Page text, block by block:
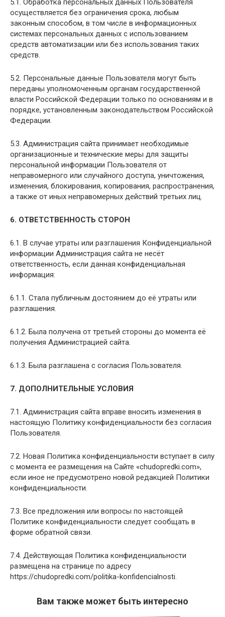
5.1. Обработка персональных данных Пользователя
осуществляется без ограничения срока, любым
законным способом, в том числе в информационных
системах персональных данных с использованием
средств автоматизации или без использования таких
средств.
5.2. Персональные данные Пользователя могут быть
переданы уполномоченным органам государственной
власти Российской Федерации только по основаниям и в
порядке, установленным законодательством Российской
Федерации.
5.3. Администрация сайта принимает необходимые
организационные и технические меры для защиты
персональной информации Пользователя от
неправомерного или случайного доступа, уничтожения,
изменения, блокирования, копирования, распространения,
а также от иных неправомерных действий третьих лиц.
6. ОТВЕТСТВЕННОСТЬ СТОРОН
6.1. В случае утраты или разглашения Конфиденциальной
информации Администрация сайта не несёт
ответственность, если данная конфиденциальная
информация:
6.1.1. Стала публичным достоянием до её утраты или
разглашения.
6.1.2. Была получена от третьей стороны до момента её
получения Администрацией сайта.
6.1.3. Была разглашена с согласия Пользователя.
7. ДОПОЛНИТЕЛЬНЫЕ УСЛОВИЯ
7.1. Администрация сайта вправе вносить изменения в
настоящую Политику конфиденциальности без согласия
Пользователя.
7.2. Новая Политика конфиденциальности вступает в силу
с момента ее размещения на Сайте «chudopredki.com»,
если иное не предусмотрено новой редакцией Политики
конфиденциальности.
7.3. Все предложения или вопросы по настоящей
Политике конфиденциальности следует сообщать в
форме обратной связи.
7.4. Действующая Политика конфиденциальности
размещена на странице по адресу
https://chudopredki.com/politika-konfidencialnosti.
Вам также может быть интересно